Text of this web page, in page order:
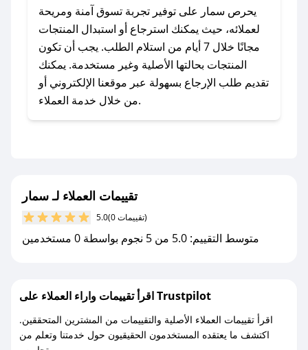
### كيف تحصل على كوبونات خصم حصرية من
سمار؟
للحصول على كوبونات وخصومات حصرية، قم بما
يلي:
- اضغط على أيقونة متابعة لمتجر سمار في تطبيق
صحصح.
مع صحصح، تسوق بذكاء ووفّر على كل مشترياتك مع
يحرص سمار على توفير تجربة تسوق آمنة ومريحة
لعملائه، حيث يمكنك استرجاع أو استبدال المنتجات
مجانًا خلال 7 أيام من استلام الطلب. يجب أن تكون
المنتجات بحالتها الأصلية وغير مستخدمة. يمكنك
تقديم طلب الإرجاع بسهولة عبر موقعنا الإلكتروني أو
من خلال خدمة العملاء.
تقييمات العملاء لـ سمار
5.0 (0 تقييمات)
متوسط التقييم: 5.0 من 5 نجوم بواسطة 0 مستخدمين
اقرأ تقييمات واراء العملاء على Trustpilot
اقرأ تقييمات العملاء الأصلية والتقييمات من المشترين المتحققين.
اكتشف ما يعتقده المستخدمون الحقيقيون حول خدمتنا وتعلم من